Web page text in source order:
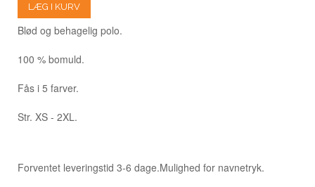
LÆG I KURV
Blød og behagelig polo.
100 % bomuld.
Fås i 5 farver.
Str. XS - 2XL.
Mulighed for navnetryk.
Forventet leveringstid 3-6 dage.